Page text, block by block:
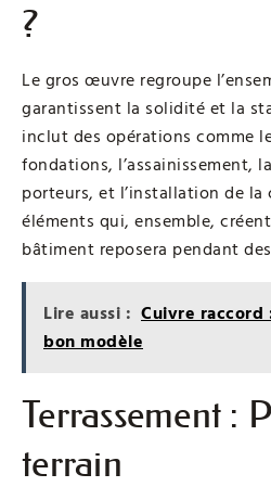
?
Le gros œuvre regroupe
garantissent la solidité et la
inclut des opérations comme
fondations, l’assainissement,
porteurs, et l’installation de la
éléments qui, ensemble,
bâtiment reposera pendant
Lire aussi : Cuivre raccord
bon modèle
Terrassement :
terrain